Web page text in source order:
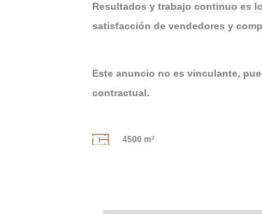
Resultados y trabajo continuo es
satisfacción de vendedores y
Este anuncio no es vinculante,
contractual.
4500 m²